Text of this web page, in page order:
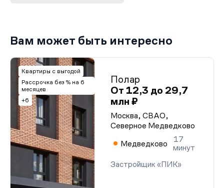
Вам может быть интересно
Квартиры с выгодой
Рассрочка без % на 6
месяцев
+6
Полар
От 12,3 до 29,7
млн ₽
Москва, СВАО,
Северное Медведково
Медведково
17
минут
Застройщик «ПИК»